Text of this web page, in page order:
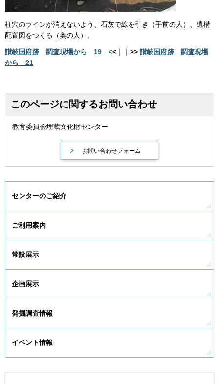
柱穴のラインが消えないよう、石灰で線を引き（手前の人）、遺構
配置図をつくる（奥の人）。
讃岐国府跡 調査現場から 19 <<｜｜>> 讃岐国府跡 調査現場
から 21
このページに関するお問い合わせ
教育委員会埋蔵文化財センター
センターのご紹介
ご利用案内
常設展示
企画展示
発掘調査情報
イベント情報